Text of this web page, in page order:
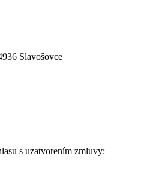
Slavošovce
s uzatvorením zmluvy: